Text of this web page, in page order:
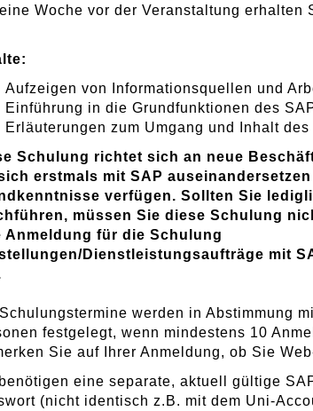
Woche vor der Veranstaltung erhalten
Aufzeigen von Informationsquellen und
Einführung in die Grundfunktionen des
Erläuterungen zum Umgang und Inhalt
Schulung richtet sich an neue
erstmals mit SAP
verfügen. Sollten Sie
müssen Sie diese Schulung
Anmeldung für die Schulung
Dienstleistungsaufträge mit
werden in Abstimmung
festgelegt, wenn mindestens 10
Sie auf Ihrer Anmeldung, ob Sie
eine separate, aktuell gültige
(nicht identisch z.B. mit dem Uni-